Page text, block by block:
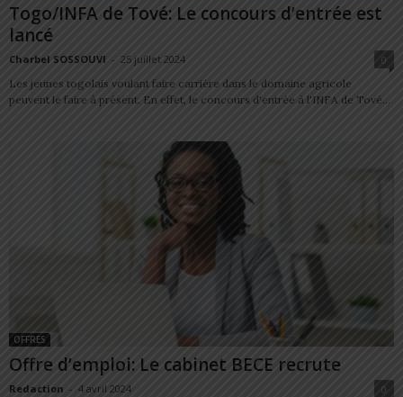
Togo/INFA de Tové: Le concours d’entrée est
lancé
Charbel SOSSOUVI - 25 juillet 2024
0
Les jeunes togolais voulant faire carrière dans le domaine agricole
peuvent le faire à présent. En effet, le concours d'entrée à l'INFA de Tové...
OFFRES
Offre d’emploi: Le cabinet BECE recrute
Redaction - 4 avril 2024
0